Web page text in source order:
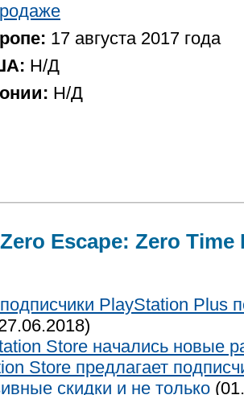
17 августа 2017 года
Н/Д
Н/Д
Escape: Zero Time
PlayStation Plus
Store начались новые
Store предлагает
скидки и не только